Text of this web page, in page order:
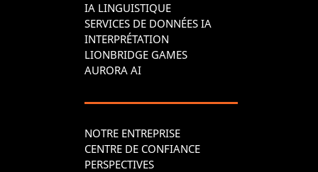
IA LINGUISTIQUE
SERVICES DE DONNÉES IA
INTERPRÉTATION
LIONBRIDGE GAMES
AURORA AI
NOTRE ENTREPRISE
CENTRE DE CONFIANCE
PERSPECTIVES